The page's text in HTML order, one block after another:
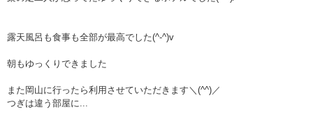
露天風呂も食事も全部が最高でした(^-^)v
朝もゆっくりできました
また岡山に行ったら利用させていただきます＼(^^)／
つぎは違う部屋に...